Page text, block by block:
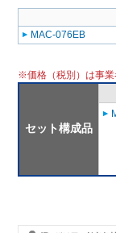
MAC-076EB
※価格（税別）は事業
セット構成品